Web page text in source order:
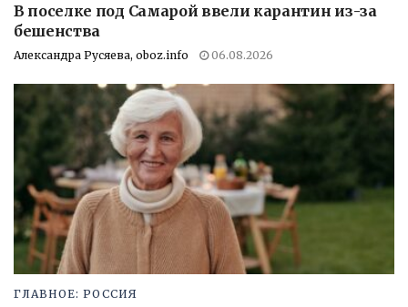
В поселке под Самарой ввели карантин из-за
бешенства
Александра Русяева, oboz.info 06.08.2026
ГЛАВНОЕ: РОССИЯ